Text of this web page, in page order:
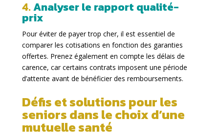
4.Analyser le rapport qualité-
prix
Pour éviter de payer trop cher, il est essentiel de
comparer les cotisations en fonction des garanties
offertes. Prenez également en compte les délais de
carence, car certains contrats imposent une période
d’attente avant de bénéficier des remboursements.
Défis et solutions pour les
seniors dans le choix d’une
mutuelle santé